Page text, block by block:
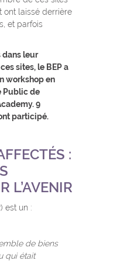
ont laissé derrière
et parfois
dans leur
sites, le BEP a
workshop en
Public de
9
participé.
:
L’AVENIR
est un :
de biens
qui était